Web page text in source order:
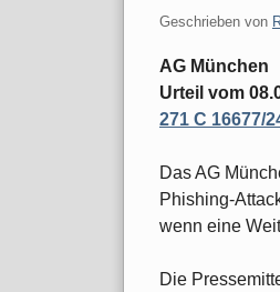
Geschrieben von
AG München
Urteil vom
271 C 16677/
Das AG
Phishing-
wenn eine
Die